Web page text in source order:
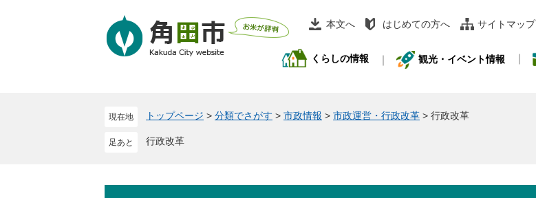
本文へ はじめての方へ サイトマップ
くらしの情報 観光・イベント情報
現在地 トップページ > 分類でさがす > 市政情報 > 市政運営・行政改革 > 行政改革
行政改革